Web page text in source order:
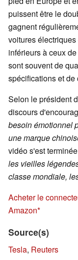
puissent être le
gagnent
voitures
inférieurs à ceux
sont souvent de
spécifications et de
Selon le président
discours
besoin émotionnel
une marque
vidéo s'est
les vieilles
classe mondiale,
Acheter le
Amazon
Source(s)
Tesla, Reuters